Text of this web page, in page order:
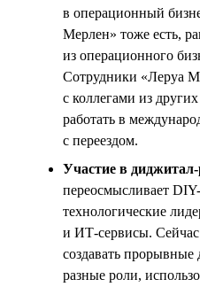
в операционный
Мерлен» тоже есть,
из операционного
Сотрудники «Леруа
с коллегами из
работать в
с переездом.
Участие в
переосмысливает
технологические
и ИТ-сервисы.
создавать
разные роли,